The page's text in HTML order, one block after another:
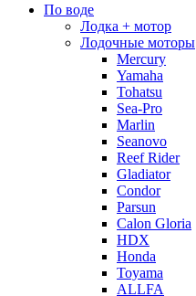
По воде
Лодка + мотор
Лодочные моторы
Mercury
Yamaha
Tohatsu
Sea-Pro
Marlin
Seanovo
Reef Rider
Gladiator
Condor
Parsun
Calon Gloria
HDX
Honda
Toyama
ALLFA